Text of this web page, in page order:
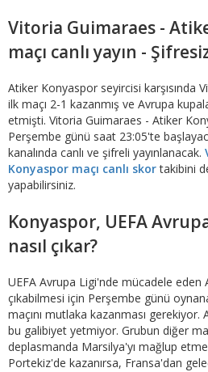
Vitoria Guimaraes -
maçı canlı yayın -
Atiker Konyaspor seyircisi karşısında
ilk maçı 2-1 kazanmış ve Avrupa
etmişti. Vitoria Guimaraes - Atiker
Perşembe günü saat 23:05'te
kanalında canlı ve şifreli yayınlanacak.
Konyaspor maçı canlı skortakibini
yapabilirsiniz.
Konyaspor, UEFA
nasıl çıkar?
UEFA Avrupa Ligi'nde mücadele
çıkabilmesi için Perşembe günü
maçını mutlaka kazanması gerekiyor.
bu galibiyet yetmiyor. Grubun diğer
deplasmanda Marsilya'yı mağlup
Portekiz'de kazanırsa, Fransa'dan